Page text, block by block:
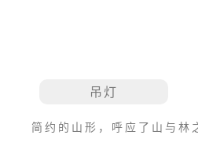
吊灯
简约的山形，呼应了山与林